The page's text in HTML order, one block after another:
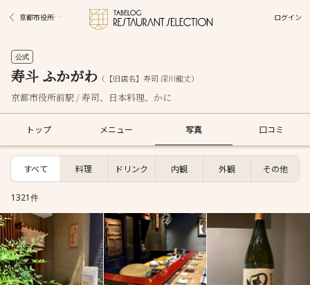
京都市役所前駅グルメ ログイン
公式
寿斗 ふかがわ （【旧店名】寿司 深川龍丈）
京都市役所前駅 / 寿司、日本料理、かに
トップ メニュー 写真 口コミ
すべて 料理 ドリンク 内観 外観 その他
1321件